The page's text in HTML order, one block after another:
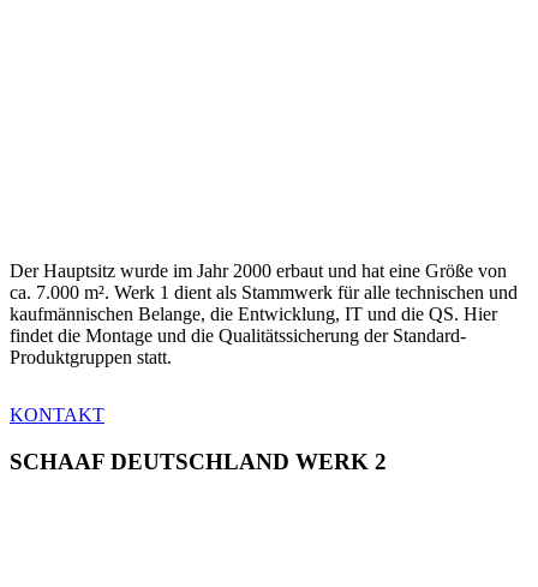
Der Hauptsitz wurde im Jahr 2000 erbaut und hat eine Größe von
ca. 7.000 m². Werk 1 dient als Stammwerk für alle technischen und
kaufmännischen Belange, die Entwicklung, IT und die QS. Hier
findet die Montage und die Qualitätssicherung der Standard-
Produktgruppen statt.
KONTAKT
SCHAAF DEUTSCHLAND WERK 2